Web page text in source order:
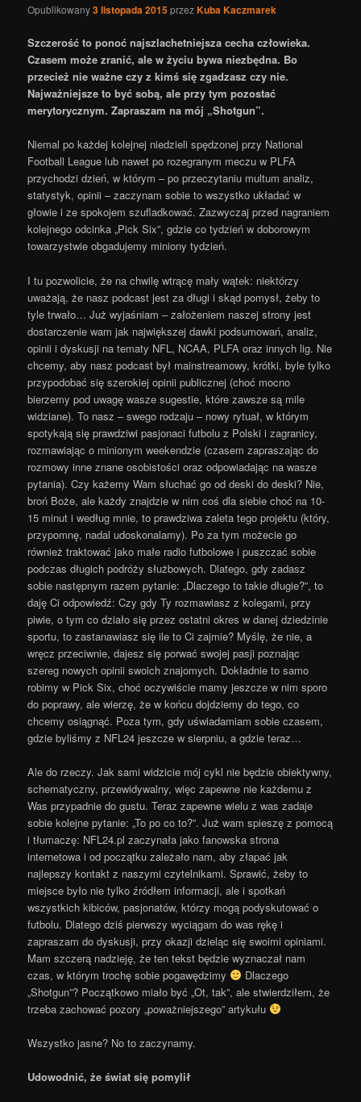
Opublikowany3 listopada 2015przezKuba Kaczmarek
Szczerość to ponoć najszlachetniejsza cecha człowieka.
Czasem może zranić, ale w życiu bywa niezbędna. Bo
przecież nie ważne czy z kimś się zgadzasz czy nie.
Najważniejsze to być sobą, ale przy tym pozostać
merytorycznym. Zapraszam na mój „Shotgun”.
Niemal po każdej kolejnej niedzieli spędzonej przy National
Football League lub nawet po rozegranym meczu w PLFA
przychodzi dzień, w którym – po przeczytaniu multum analiz,
statystyk, opinii – zaczynam sobie to wszystko układać w
głowie i ze spokojem szufladkować. Zazwyczaj przed nagraniem
kolejnego odcinka „Pick Six”, gdzie co tydzień w doborowym
towarzystwie obgadujemy miniony tydzień.
I tu pozwolicie, że na chwilę wtrącę mały wątek: niektórzy
uważają, że nasz podcast jest za długi i skąd pomysł, żeby to
tyle trwało… Już wyjaśniam – założeniem naszej strony jest
dostarczenie wam jak największej dawki podsumowań, analiz,
opinii i dyskusji na tematy NFL, NCAA, PLFA oraz innych lig. Nie
chcemy, aby nasz podcast był mainstreamowy, krótki, byle tylko
przypodobać się szerokiej opinii publicznej (choć mocno
bierzemy pod uwagę wasze sugestie, które zawsze są mile
widziane). To nasz – swego rodzaju – nowy rytuał, w którym
spotykają się prawdziwi pasjonaci futbolu z Polski i zagranicy,
rozmawiając o minionym weekendzie (czasem zapraszając do
rozmowy inne znane osobistości oraz odpowiadając na wasze
pytania). Czy każemy Wam słuchać go od deski do deski? Nie,
broń Boże, ale każdy znajdzie w nim coś dla siebie choć na 10-
15 minut i według mnie, to prawdziwa zaleta tego projektu (który,
przypomnę, nadal udoskonalamy). Po za tym możecie go
również traktować jako małe radio futbolowe i puszczać sobie
podczas długich podróży służbowych. Dlatego, gdy zadasz
sobie następnym razem pytanie: „Dlaczego to takie długie?”, to
daję Ci odpowiedź: Czy gdy Ty rozmawiasz z kolegami, przy
piwie, o tym co działo się przez ostatni okres w danej dziedzinie
sportu, to zastanawiasz się ile to Ci zajmie? Myślę, że nie, a
wręcz przeciwnie, dajesz się porwać swojej pasji poznając
szereg nowych opinii swoich znajomych. Dokładnie to samo
robimy w Pick Six, choć oczywiście mamy jeszcze w nim sporo
do poprawy, ale wierzę, że w końcu dojdziemy do tego, co
chcemy osiągnąć. Poza tym, gdy uświadamiam sobie czasem,
gdzie byliśmy z NFL24 jeszcze w sierpniu, a gdzie teraz…
Ale do rzeczy. Jak sami widzicie mój cykl nie będzie obiektywny,
schematyczny, przewidywalny, więc zapewne nie każdemu z
Was przypadnie do gustu. Teraz zapewne wielu z was zadaje
sobie kolejne pytanie: „To po co to?”. Już wam spieszę z pomocą
i tłumaczę: NFL24.pl zaczynała jako fanowska strona
internetowa i od początku zależało nam, aby złapać jak
najlepszy kontakt z naszymi czytelnikami. Sprawić, żeby to
miejsce było nie tylko źródłem informacji, ale i spotkań
wszystkich kibiców, pasjonatów, którzy mogą podyskutować o
futbolu. Dlatego dziś pierwszy wyciągam do was rękę i
zapraszam do dyskusji, przy okazji dzieląc się swoimi opiniami.
Mam szczerą nadzieję, że ten tekst będzie wyznaczał nam
czas, w którym trochę sobie pogawędzimy
Dlaczego
„Shotgun”? Początkowo miało być „Ot, tak”, ale stwierdziłem, że
trzeba zachować pozory „poważniejszego” artykułu
Wszystko jasne? No to zaczynamy.
Udowodnić, że świat się pomylił